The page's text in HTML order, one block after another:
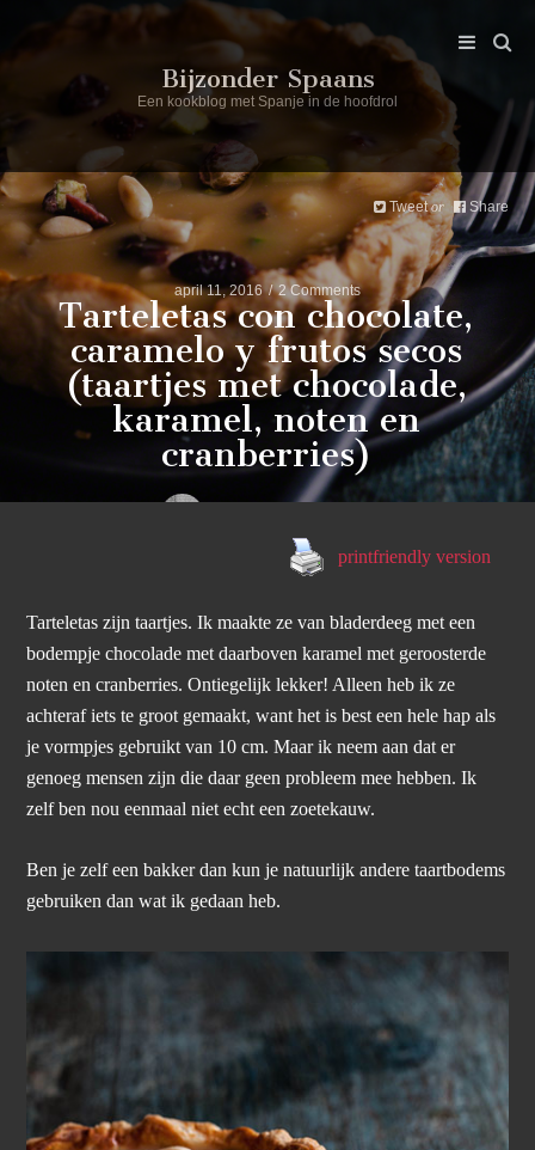
Bijzonder Spaans
Een kookblog met Spanje in de hoofdrol
april 11, 2016 2 Comments
Tarteletas con chocolate,
caramelo y frutos secos
(taartjes met chocolade,
karamel, noten en
cranberries)
Tweet or Share
printfriendly version
Tarteletas zijn taartjes. Ik maakte ze van bladerdeeg met een
bodempje chocolade met daarboven karamel met geroosterde
noten en cranberries. Ontiegelijk lekker! Alleen heb ik ze
achteraf iets te groot gemaakt, want het is best een hele hap als
je vormpjes gebruikt van 10 cm. Maar ik neem aan dat er
genoeg mensen zijn die daar geen probleem mee hebben. Ik
zelf ben nou eenmaal niet echt een zoetekauw.
Ben je zelf een bakker dan kun je natuurlijk andere taartbodems
gebruiken dan wat ik gedaan heb.